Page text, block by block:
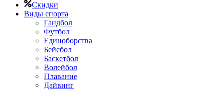
Скидки
Виды спорта
Гандбол
Футбол
Единоборства
Бейсбол
Баскетбол
Волейбол
Плавание
Дайвинг